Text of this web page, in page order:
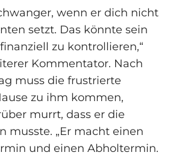
wenn er dich nicht
setzt. Das könnte sein
zu kontrollieren,“
Kommentator. Nach
muss die frustrierte
zu ihm kommen,
murrt, dass er die
musste. „Er macht einen
und einen Abholtermin.